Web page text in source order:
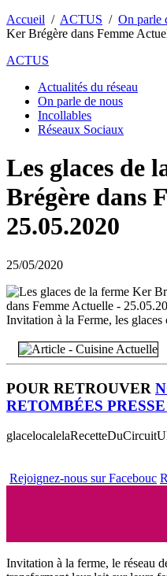
Accueil / ACTUS / On parle
Ker Brégère dans Femme
ACTUS
Actualités du réseau
On parle de nous
Incollables
Réseaux Sociaux
Les glaces de
Brégère dans
25.05.2020
25/05/2020
Invitation à la Ferme, les glaces
POUR RETROUVER
RETOMBÉES PRESSE
glacelocale
Rejoignez-nous sur Facebouc
Invitation à la ferme, le réseau